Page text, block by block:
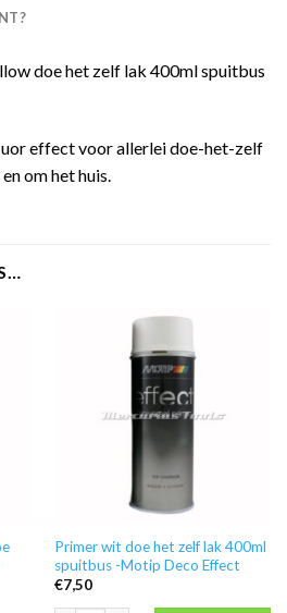
doe het zelf lak 400ml spuitbus
effect voor allerlei doe-het-zelf
om het huis.
Primer wit doe het zelf lak 400ml
spuitbus -Motip Deco Effect
€7,50